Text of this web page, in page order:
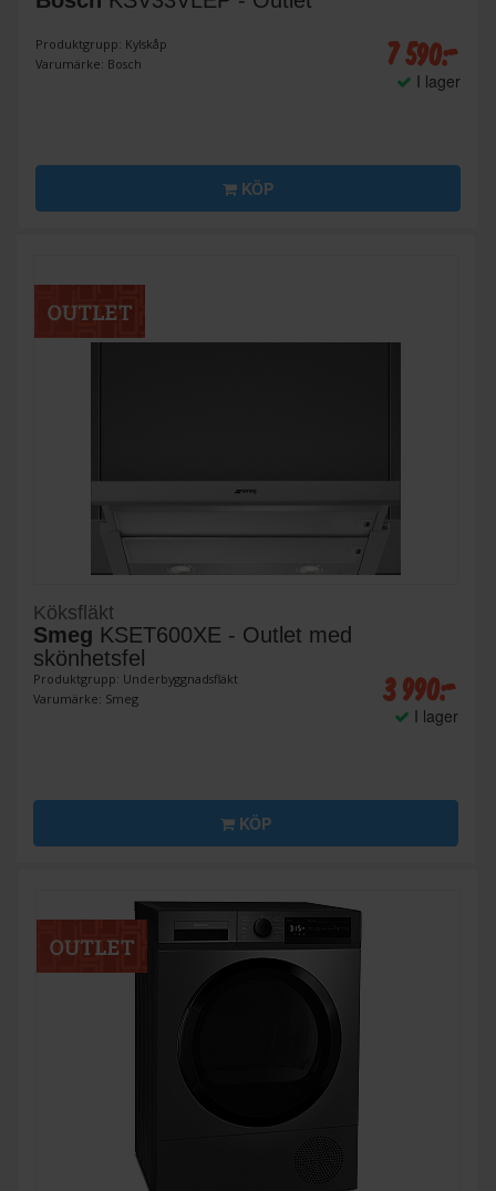
Produktgrupp: Kylskåp
Varumärke: Bosch
7 590:-
I lager
KÖP
Köksfläkt
Smeg KSET600XE - Outlet med
skönhetsfel
Produktgrupp: Underbyggnadsfläkt
Varumärke: Smeg
3 990:-
I lager
KÖP